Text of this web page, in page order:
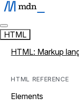
HTML
HTML: Markup
HTML REFERENCE
Elements